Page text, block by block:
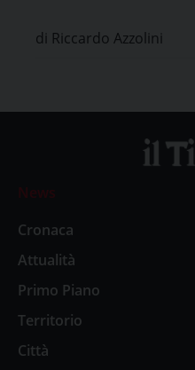
di Riccardo Azzolini
News
Cronaca
Attualità
Primo Piano
Territorio
Città